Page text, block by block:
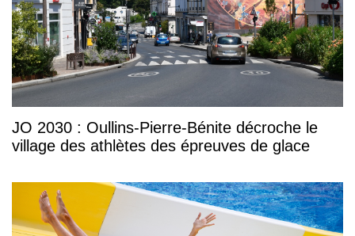
JO 2030 : Oullins-Pierre-Bénite décroche le
village des athlètes des épreuves de glace